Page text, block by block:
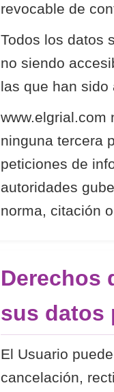
revocable de
Todos los datos
no siendo
las que han sido
www.elgrial.com
ninguna tercera
peticiones de
autoridades
norma, citación
Derechos
sus datos
El Usuario
cancelación,